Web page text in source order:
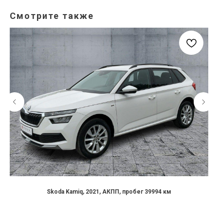
Смотрите также
Skoda Kamiq, 2021, АКПП, пробег 39994 км